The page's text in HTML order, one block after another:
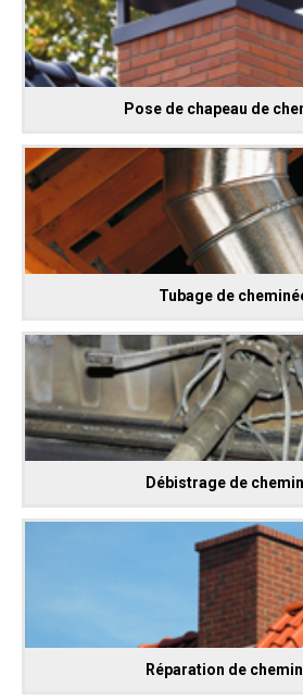
Pose de chapeau de
Tubage de
Débistrage de
Réparation de